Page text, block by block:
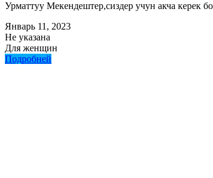
Урматтуу Мекендештер,сиздер учун акча керек
Январь 11, 2023
Не указана
Для женщин
Подробней